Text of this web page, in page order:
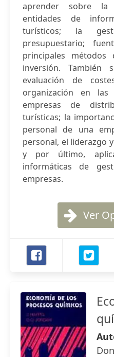
aprender sobre la
entidades de
turísticos; la
presupuestario;
principales
inversión. También
evaluación de
organización en
empresas de
turísticas; la
personal de una
personal, el liderazgo
y por último,
informáticas de
empresas.
Ver